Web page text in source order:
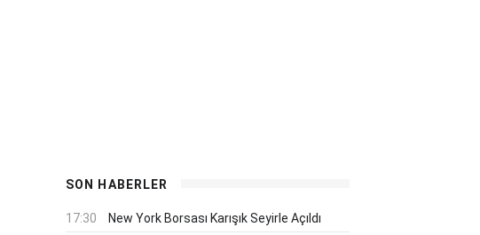
SON HABERLER
17:30 New York Borsası Karışık Seyirle Açıldı